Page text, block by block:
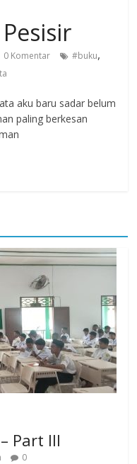
0 Komentar #buku,
aku baru sadar belum
paling berkesan
Part III
0